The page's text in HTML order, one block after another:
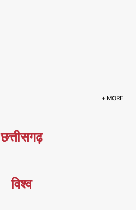
+ MORE
छत्तीसगढ़
विश्व